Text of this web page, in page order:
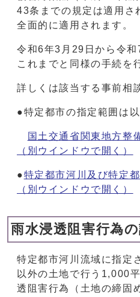
43条までの規定は適用さ
全面的に適用されます。
令和6年3月29日から令和
これまでと同様の手続を
詳しくは該当する事前相
●特定都市の指定範囲は
国土交通省関東地方
（別ウインドウで開く）
●特定都市河川及び特定
（別ウインドウで開く）
雨水浸透阻害行為
特定都市河川流域に指定
以外の土地で行う1,000
透阻害行為（土地の締固